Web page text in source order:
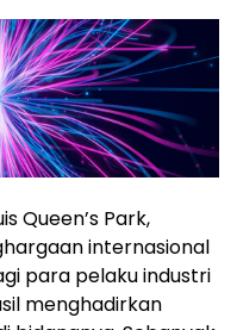
Queen’s Park,
internasional
para pelaku industri
menghadirkan